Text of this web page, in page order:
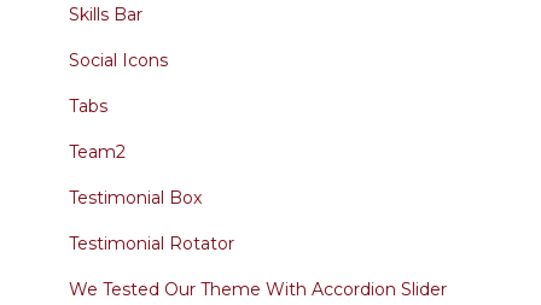
Skills Bar
Social Icons
Tabs
Team2
Testimonial Box
Testimonial Rotator
We Tested Our Theme With Accordion Slider